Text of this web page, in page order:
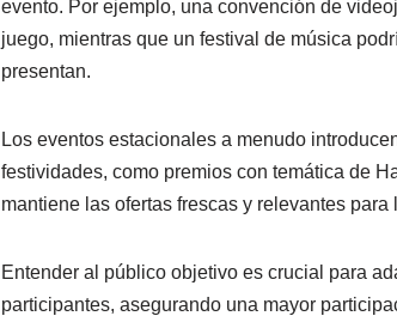
evento. Por ejemplo, una convención de
juego, mientras que un festival de música
presentan.
Los eventos estacionales a menudo
festividades, como premios con temática de
mantiene las ofertas frescas y relevantes para
Entender al público objetivo es crucial para
participantes, asegurando una mayor